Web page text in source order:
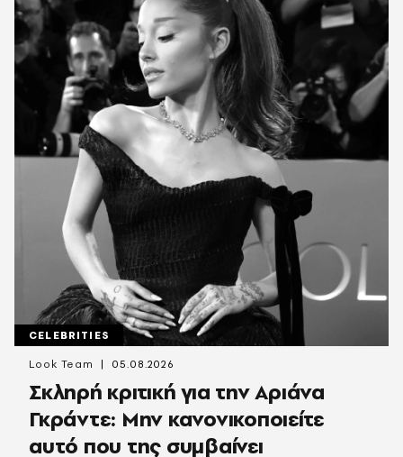
CELEBRITIES
Σκληρή κριτική για την Αριάνα
Γκράντε: Μην κανονικοποιείτε
αυτό που της συμβαίνει
Look Team 05.08.2026